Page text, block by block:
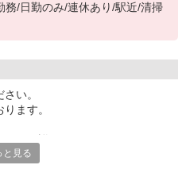
/日勤のみ/連休あり/駅近/清掃
い。
ます。
にご案内します。
と見る